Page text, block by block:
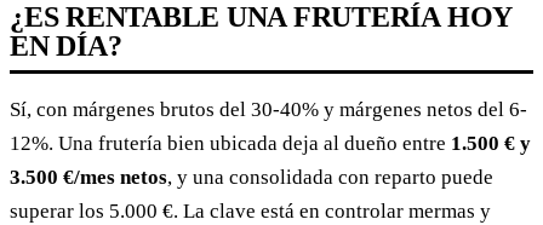
¿ES RENTABLE UNA FRUTERÍA HOY
EN DÍA?
Sí, con márgenes brutos del 30-40% y márgenes netos del 6-
12%. Una frutería bien ubicada deja al dueño entre 1.500 € y
3.500 €/mes netos, y una consolidada con reparto puede
superar los 5.000 €. La clave está en controlar mermas y